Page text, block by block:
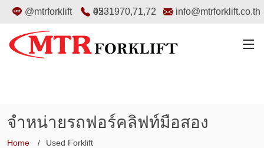
@mtrforklift 02-4531970,71,72 info@mtrforklift.co.th
จำหน่ายรถฟอร์คลิฟท์มือสอง
Home Used Forklift